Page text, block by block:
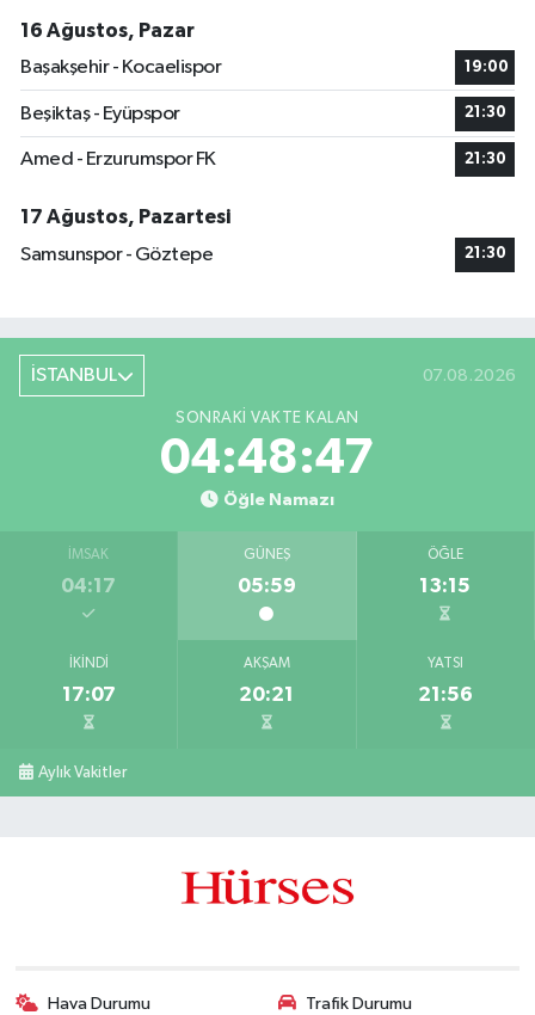
16 Ağustos, Pazar
Başakşehir - Kocaelispor
19:00
Beşiktaş - Eyüpspor 21:30
Amed - Erzurumspor FK 21:30
17 Ağustos, Pazartesi
Samsunspor - Göztepe
21:30
İSTANBUL 07.08.2026
SONRAKI VAKTE KALAN
04:48:46
Öğle Namazı
İMSAK
04:17
GÜNEŞ
05:59
ÖĞLE
13:15
İKINDI
17:07
AKŞAM
20:21
YATSI
21:56
Aylık Vakitler
Hava Durumu Trafik Durumu